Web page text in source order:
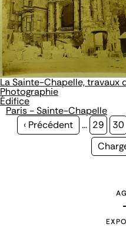
La Sainte-Chapelle, travaux
Photographie
Édifice
Paris - Sainte-Chapelle
Page
‹ Précédent … Page
29 Page
30
Page